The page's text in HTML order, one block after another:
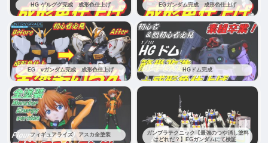
HG ゲルググ完成 成形色仕上げ EGガンダム完成 成形色仕上げ
EG νガンダム完成 成形色仕上げ HGドム完成
フィギュアライズ アスカ全塗装
ガンプラテクニック【最強のつや消し塗料
はどれだ？】EGガンダムにて検証